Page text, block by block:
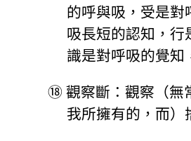
的呼與吸，受是對
吸長短的認知，行
識是對呼吸的覺知
⑱ 觀察斷：觀察（無
我所擁有的，而）